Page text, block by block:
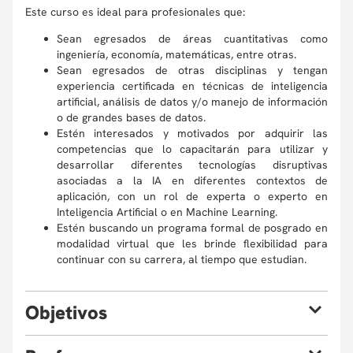
Este curso es ideal para profesionales que:
Sean egresados de áreas cuantitativas como
ingeniería, economía, matemáticas, entre otras.
Sean egresados de otras disciplinas y tengan
experiencia certificada en técnicas de inteligencia
artificial, análisis de datos y/o manejo de información
o de grandes bases de datos.
Estén interesados y motivados por adquirir las
competencias que lo capacitarán para utilizar y
desarrollar diferentes tecnologías disruptivas
asociadas a la IA en diferentes contextos de
aplicación, con un rol de experta o experto en
Inteligencia Artificial o en Machine Learning.
Estén buscando un programa formal de posgrado en
modalidad virtual que les brinde flexibilidad para
continuar con su carrera, al tiempo que estudian.
Objetivos